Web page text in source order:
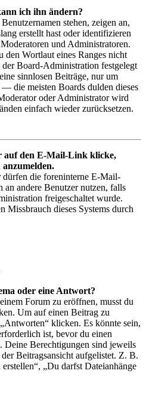
ich ihn ändern?
stehen, zeigen an,
erstellt hast oder identifizieren
und Administratoren.
den Wortlaut eines Ranges nicht
Board-Administration festgelegt
sinnlosen Beiträge, nur um
die meisten Boards dulden dieses
oder Administrator wird
einfach wieder zurücksetzen.
auf den E-Mail-Link klicke,
dürfen die foreninterne E-Mail-
andere Benutzer nutzen, falls
freigeschaltet wurde.
Missbrauch dieses Systems durch
oder eine Antwort?
Forum zu eröffnen, musst du
Um auf einen Beitrag zu
klicken. Es könnte sein,
ist, bevor du einen
Deine Berechtigungen sind jeweils
Beitragsansicht aufgelistet. Z. B.
„Du darfst Dateianhänge